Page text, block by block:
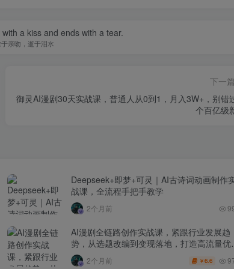
a kiss and ends with a tear.
亲吻，逝于泪水
下一篇
御灵AI漫剧30天实战课，普通人从0到1，月入3W+，别错
个百亿级
Deepseek+即梦+可灵｜AI古诗词动画制作
战课，全流程手把手教学
2个月前
AI漫剧全链路创作实战课，紧跟行业发展趋
势，从选题改编到变现落地，打造高流量优
作品
2个月前 ￥6.6